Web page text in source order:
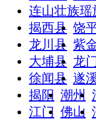
连山壮族瑶
揭西县 饶
龙川县 紫
大埔县 龙
徐闻县 遂
揭阳 潮州
江门 佛山